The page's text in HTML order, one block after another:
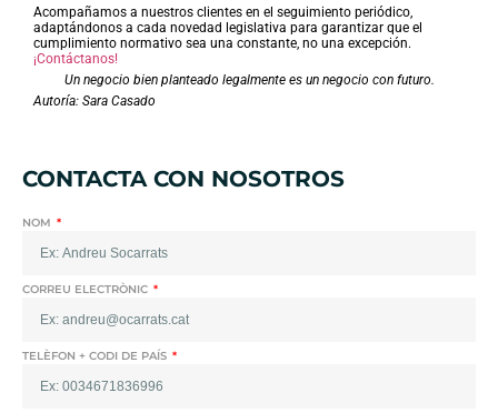
Acompañamos a nuestros clientes en el seguimiento periódico,
adaptándonos a cada novedad legislativa para garantizar que el
cumplimiento normativo sea una constante, no una excepción.
¡Contáctanos!
Un negocio bien planteado legalmente es un negocio con futuro.
Autoría: Sara Casado
CONTACTA CON NOSOTROS
NOM
CORREU ELECTRÒNIC
TELÈFON + CODI DE PAÍS